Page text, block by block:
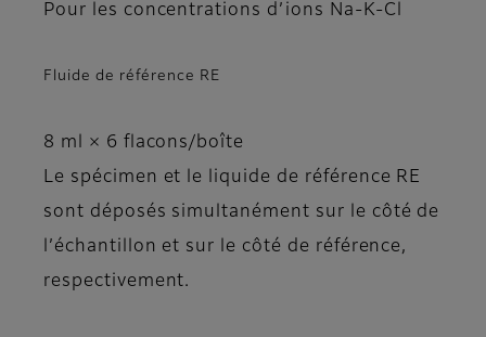
Pour les concentrations d’ions Na-K-Cl
Fluide de référence RE
8 ml × 6 flacons/boîte
Le spécimen et le liquide de référence RE
sont déposés simultanément sur le côté de
l’échantillon et sur le côté de référence,
respectivement.